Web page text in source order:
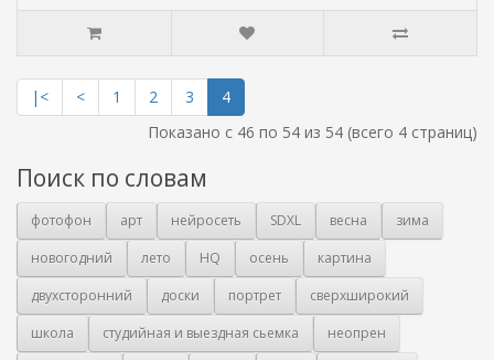
|< < 1 2 3
4
Показано с 46 по 54 из 54 (всего 4 страниц)
Поиск по словам
фотофон арт нейросеть SDXL весна
зима
новогодний
лето HQ осень
картина
двухсторонний
доски портрет
сверхширокий
школа
студийная и выездная сьемка
неопрен